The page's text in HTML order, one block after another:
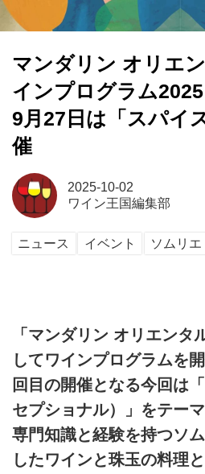
マンダリン オリエ
インプログラム2025
9月27日は「スパイ
催
2025-10-02
ワイン王国編集部
ニュース イベント ソムリエ
「マンダリン オリエンタ
してワインプログラムを
回目の開催となる今回は
セプショナル）」をテー
専門知識と経験を持つソ
したワインと珠玉の料理